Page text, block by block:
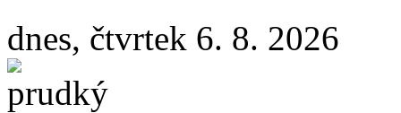
dnes, čtvrtek 6. 8. 2026